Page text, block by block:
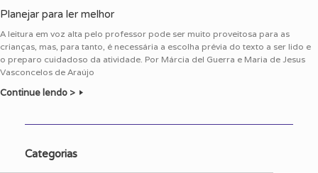
Planejar para ler melhor
A leitura em voz alta pelo professor pode ser muito proveitosa para as
crianças, mas, para tanto, é necessária a escolha prévia do texto a ser lido e
o preparo cuidadoso da atividade. Por Márcia del Guerra e Maria de Jesus
Vasconcelos de Araújo
Continue lendo >
Categorias